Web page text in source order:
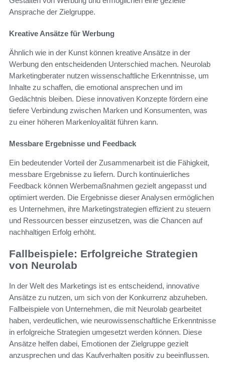
Ansprache der Zielgruppe.
Kreative Ansätze für Werbung
Ähnlich wie in der Kunst können kreative Ansätze in der
Werbung den entscheidenden Unterschied machen. Neurolab
Marketingberater nutzen wissenschaftliche Erkenntnisse, um
Inhalte zu schaffen, die emotional ansprechen und im
Gedächtnis bleiben. Diese innovativen Konzepte fördern eine
tiefere Verbindung zwischen Marken und Konsumenten, was
zu einer höheren Markenloyalität führen kann.
Messbare Ergebnisse und Feedback
Ein bedeutender Vorteil der Zusammenarbeit ist die Fähigkeit,
messbare Ergebnisse zu liefern. Durch kontinuierliches
Feedback können Werbemaßnahmen gezielt angepasst und
optimiert werden. Die Ergebnisse dieser Analysen ermöglichen
es Unternehmen, ihre Marketingstrategien effizient zu steuern
und Ressourcen besser einzusetzen, was die Chancen auf
nachhaltigen Erfolg erhöht.
Fallbeispiele: Erfolgreiche Strategien
von Neurolab
In der Welt des Marketings ist es entscheidend, innovative
Ansätze zu nutzen, um sich von der Konkurrenz abzuheben.
Fallbeispiele von Unternehmen, die mit Neurolab gearbeitet
haben, verdeutlichen, wie neurowissenschaftliche Erkenntnisse
in erfolgreiche Strategien umgesetzt werden können. Diese
Ansätze helfen dabei, Emotionen der Zielgruppe gezielt
anzusprechen und das Kaufverhalten positiv zu beeinflussen.